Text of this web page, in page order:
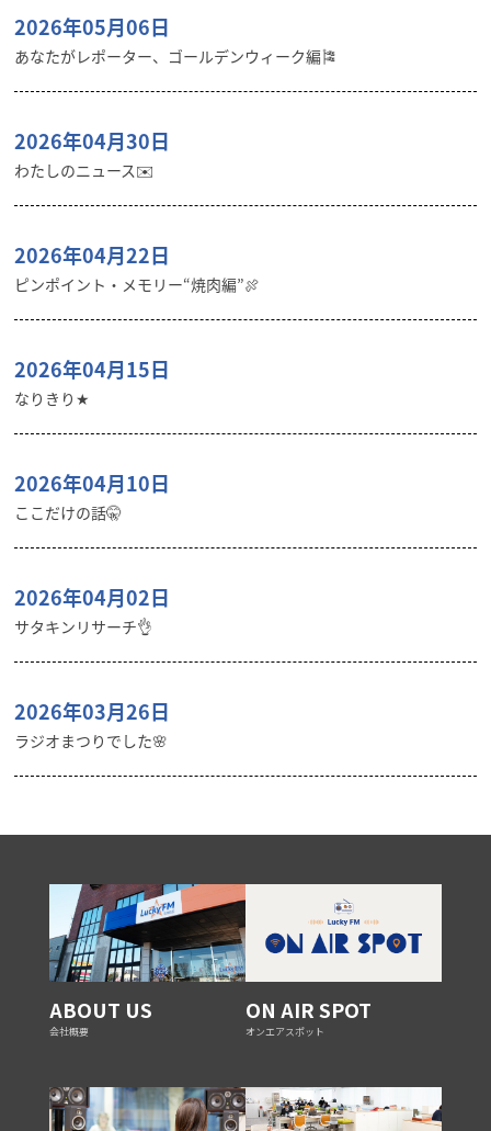
2026年05月06日
あなたがレポーター、ゴールデンウィーク編🎏
2026年04月30日
わたしのニュース✉️
2026年04月22日
ピンポイント・メモリー“焼肉編”🍖
2026年04月15日
なりきり★
2026年04月10日
ここだけの話🤫
2026年04月02日
サタキンリサーチ👌
2026年03月26日
ラジオまつりでした🌸
ABOUT US
会社概要
ON AIR SPOT
オンエアスポット